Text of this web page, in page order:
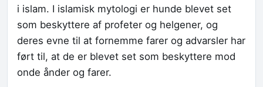
i islam. I islamisk mytologi er hunde blevet set
som beskyttere af profeter og helgener, og
deres evne til at fornemme farer og advarsler har
ført til, at de er blevet set som beskyttere mod
onde ånder og farer.